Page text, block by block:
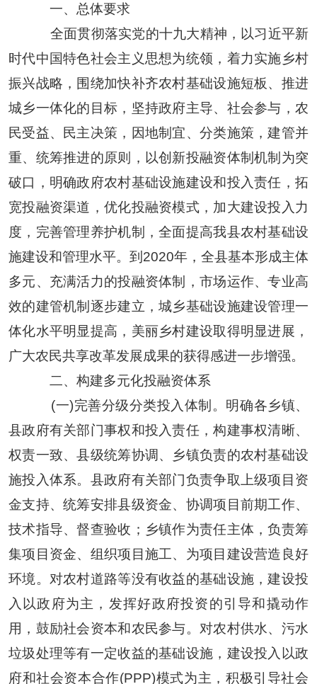
一、总体要求
全面贯彻落实党的十九大精神，以习近平新
时代中国特色社会主义思想为统领，着力实施乡村
振兴战略，围绕加快补齐农村基础设施短板、推进
城乡一体化的目标，坚持政府主导、社会参与，农
民受益、民主决策，因地制宜、分类施策，建管并
重、统筹推进的原则，以创新投融资体制机制为突
破口，明确政府农村基础设施建设和投入责任，拓
宽投融资渠道，优化投融资模式，加大建设投入力
度，完善管理养护机制，全面提高我县农村基础设
施建设和管理水平。到2020年，全县基本形成主体
多元、充满活力的投融资体制，市场运作、专业高
效的建管机制逐步建立，城乡基础设施建设管理一
体化水平明显提高，美丽乡村建设取得明显进展，
广大农民共享改革发展成果的获得感进一步增强。
二、构建多元化投融资体系
(一)完善分级分类投入体制。明确各乡镇、
县政府有关部门事权和投入责任，构建事权清晰、
权责一致、县级统筹协调、乡镇负责的农村基础设
施投入体系。县政府有关部门负责争取上级项目资
金支持、统筹安排县级资金、协调项目前期工作、
技术指导、督查验收；乡镇作为责任主体，负责筹
集项目资金、组织项目施工、为项目建设营造良好
环境。对农村道路等没有收益的基础设施，建设投
入以政府为主，发挥好政府投资的引导和撬动作
用，鼓励社会资本和农民参与。对农村供水、污水
垃圾处理等有一定收益的基础设施，建设投入以政
府和社会资本合作(PPP)模式为主，积极引导社会